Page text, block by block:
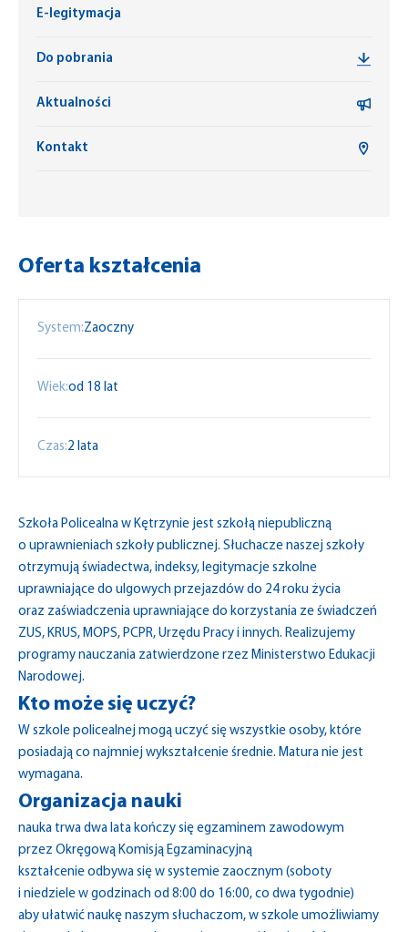
E-legitymacja
Do pobrania
Aktualności
Kontakt
Oferta kształcenia
System:Zaoczny
Wiek:od 18 lat
Czas:2 lata
Szkoła Policealna w Kętrzynie jest szkołą niepubliczną
o uprawnieniach szkoły publicznej. Słuchacze naszej szkoły
otrzymują świadectwa, indeksy, legitymacje szkolne
uprawniające do ulgowych przejazdów do 24 roku życia
oraz zaświadczenia uprawniające do korzystania ze świadczeń
ZUS, KRUS, MOPS, PCPR, Urzędu Pracy i innych. Realizujemy
programy nauczania zatwierdzone rzez Ministerstwo Edukacji
Narodowej.
Kto może się uczyć?
W szkole policealnej mogą uczyć się wszystkie osoby, które
posiadają co najmniej wykształcenie średnie. Matura nie jest
wymagana.
Organizacja nauki
nauka trwa dwa lata kończy się egzaminem zawodowym
przez Okręgową Komisją Egzaminacyjną
kształcenie odbywa się w systemie zaocznym (soboty
i niedziele w godzinach od 8:00 do 16:00, co dwa tygodnie)
aby ułatwić naukę naszym słuchaczom, w szkole umożliwiamy